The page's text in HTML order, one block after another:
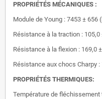
PROPRIÉTÉS MÉCANIQUES :
Module de Young : 7453 ± 656
Résistance à la traction : 105,0
Résistance à la flexion : 169,0
Résistance aux chocs Charpy
PROPRIÉTÉS THERMIQUES:
Température de fléchissement